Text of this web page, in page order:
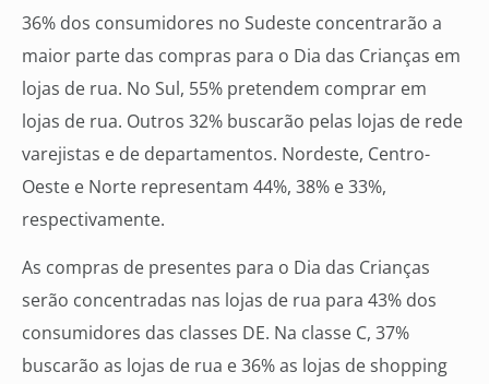
36% dos consumidores no Sudeste concentrarão a
maior parte das compras para o Dia das Crianças em
lojas de rua. No Sul, 55% pretendem comprar em
lojas de rua. Outros 32% buscarão pelas lojas de rede
varejistas e de departamentos. Nordeste, Centro-
Oeste e Norte representam 44%, 38% e 33%,
respectivamente.
As compras de presentes para o Dia das Crianças
serão concentradas nas lojas de rua para 43% dos
consumidores das classes DE. Na classe C, 37%
buscarão as lojas de rua e 36% as lojas de shopping